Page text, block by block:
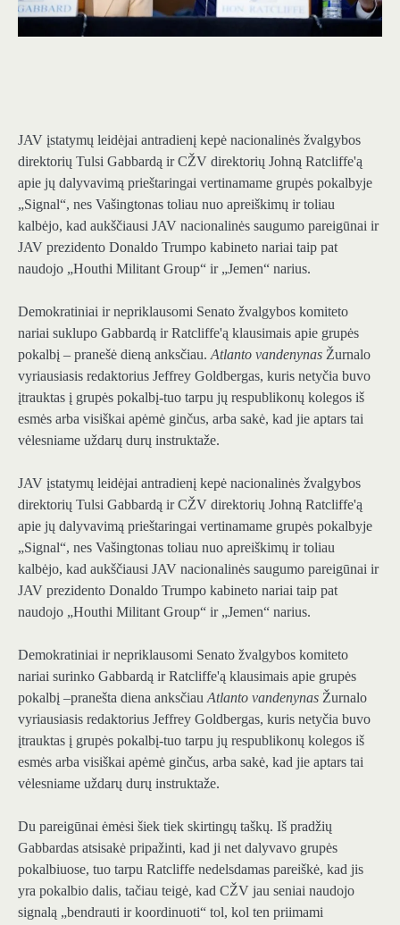
JAV įstatymų leidėjai antradienį kepė nacionalinės žvalgybos
direktorių Tulsi Gabbardą ir CŽV direktorių Johną Ratcliffe'ą
apie jų dalyvavimą prieštaringai vertinamame grupės pokalbyje
„Signal“, nes Vašingtonas toliau nuo apreiškimų ir toliau
kalbėjo, kad aukščiausi JAV nacionalinės saugumo pareigūnai ir
JAV prezidento Donaldo Trumpo kabineto nariai taip pat
naudojo „Houthi Militant Group“ ir „Jemen“ narius.
Demokratiniai ir nepriklausomi Senato žvalgybos komiteto
nariai suklupo Gabbardą ir Ratcliffe'ą klausimais apie grupės
pokalbį – pranešė dieną anksčiau. Atlanto vandenynas Žurnalo
vyriausiasis redaktorius Jeffrey Goldbergas, kuris netyčia buvo
įtrauktas į grupės pokalbį-tuo tarpu jų respublikonų kolegos iš
esmės arba visiškai apėmė ginčus, arba sakė, kad jie aptars tai
vėlesniame uždarų durų instruktaže.
JAV įstatymų leidėjai antradienį kepė nacionalinės žvalgybos
direktorių Tulsi Gabbardą ir CŽV direktorių Johną Ratcliffe'ą
apie jų dalyvavimą prieštaringai vertinamame grupės pokalbyje
„Signal“, nes Vašingtonas toliau nuo apreiškimų ir toliau
kalbėjo, kad aukščiausi JAV nacionalinės saugumo pareigūnai ir
JAV prezidento Donaldo Trumpo kabineto nariai taip pat
naudojo „Houthi Militant Group“ ir „Jemen“ narius.
Demokratiniai ir nepriklausomi Senato žvalgybos komiteto
nariai surinko Gabbardą ir Ratcliffe'ą klausimais apie grupės
pokalbį –pranešta diena anksčiau Atlanto vandenynas Žurnalo
vyriausiasis redaktorius Jeffrey Goldbergas, kuris netyčia buvo
įtrauktas į grupės pokalbį-tuo tarpu jų respublikonų kolegos iš
esmės arba visiškai apėmė ginčus, arba sakė, kad jie aptars tai
vėlesniame uždarų durų instruktaže.
Du pareigūnai ėmėsi šiek tiek skirtingų taškų. Iš pradžių
Gabbardas atsisakė pripažinti, kad ji net dalyvavo grupės
pokalbiuose, tuo tarpu Ratcliffe nedelsdamas pareiškė, kad jis
yra pokalbio dalis, tačiau teigė, kad CŽV jau seniai naudojo
signalą „bendrauti ir koordinuoti“ tol, kol ten priimami